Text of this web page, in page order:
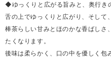
◆ゆっくりと広がる旨みと、奥行き
舌の上でゆっくりと広がり、そして
棒茶らしい甘みとほのかな香ばしさ
たくなります。
後味は柔らかく、口の中を優しく包